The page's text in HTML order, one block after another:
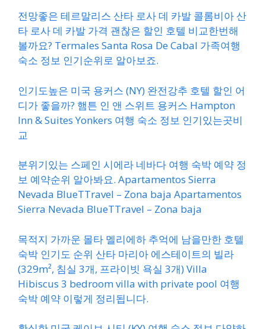
전망좋은 테르말리스 산타 로사 데 카발 콜롬비아 산
타 로사 데 카발 가격 괜찮은 할인 호텔 비교한번해
볼까요? Termales Santa Rosa De Cabal 가족여행
숙소 정보 인기순위로 알아보죠.
인기도높은 미국 용커스 (NY) 완전강추 호텔 할인 어
디가 좋을까? 햄튼 인 앤 스위트 용커스 Hampton
Inn & Suites Yonkers 여행 숙소 정보 인기있는곳비
교
분위기있는 스페인 시에라 네바다 여행 숙박 예약 정
보 예약순위 알아봐요. Apartamentos Sierra
Nevada BlueTTravel – Zona baja Apartamentos
Sierra Nevada BlueTTravel – Zona baja
목적지 가까운 몰타 멜리에하 추억에 남을만한 호텔
숙박 인기도 순위 산타 마리아 에스테이트의 빌라
(329m², 침실 3개, 프라이빗 욕실 3개) Villa
Hibiscus 3 bedroom villa with private pool 여행
숙박 예약 이렇게 정리됩니다.